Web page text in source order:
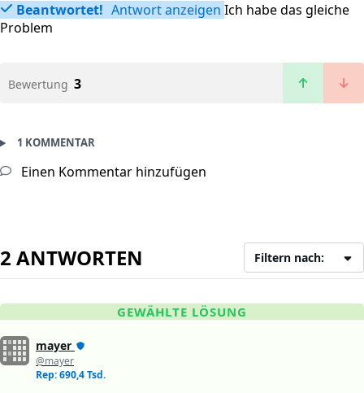
Beantwortet! Antwort anzeigen Ich habe das gleiche
Problem
Bewertung 3
1 KOMMENTAR
Einen Kommentar hinzufügen
2 ANTWORTEN Filtern nach:
GEWÄHLTE LÖSUNG
mayer
@mayer
Rep: 690,4 Tsd.